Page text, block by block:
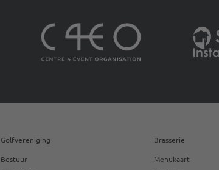
Golfvereniging
Bestuur
Brasserie
Menukaart